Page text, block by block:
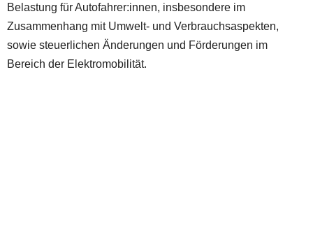
Belastung für Autofahrer:innen, insbesondere im
Zusammenhang mit Umwelt- und Verbrauchsaspekten,
sowie steuerlichen Änderungen und Förderungen im
Bereich der Elektromobilität.